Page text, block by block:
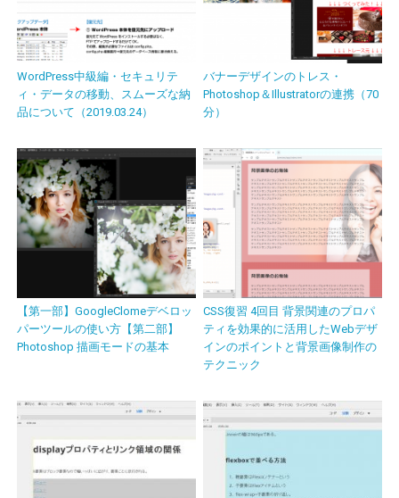
WordPress中級編・セキュリテ
ィ・データの移動、スムーズな納
品について（2019.03.24）
バナーデザインのトレス・
Photoshop＆Illustratorの連携（70
分）
【第一部】GoogleClomeデベロッ
パーツールの使い方【第二部】
Photoshop 描画モードの基本
CSS復習 4回目 背景関連のプロパ
ティを効果的に活用したWebデザ
インのポイントと背景画像制作の
テクニック